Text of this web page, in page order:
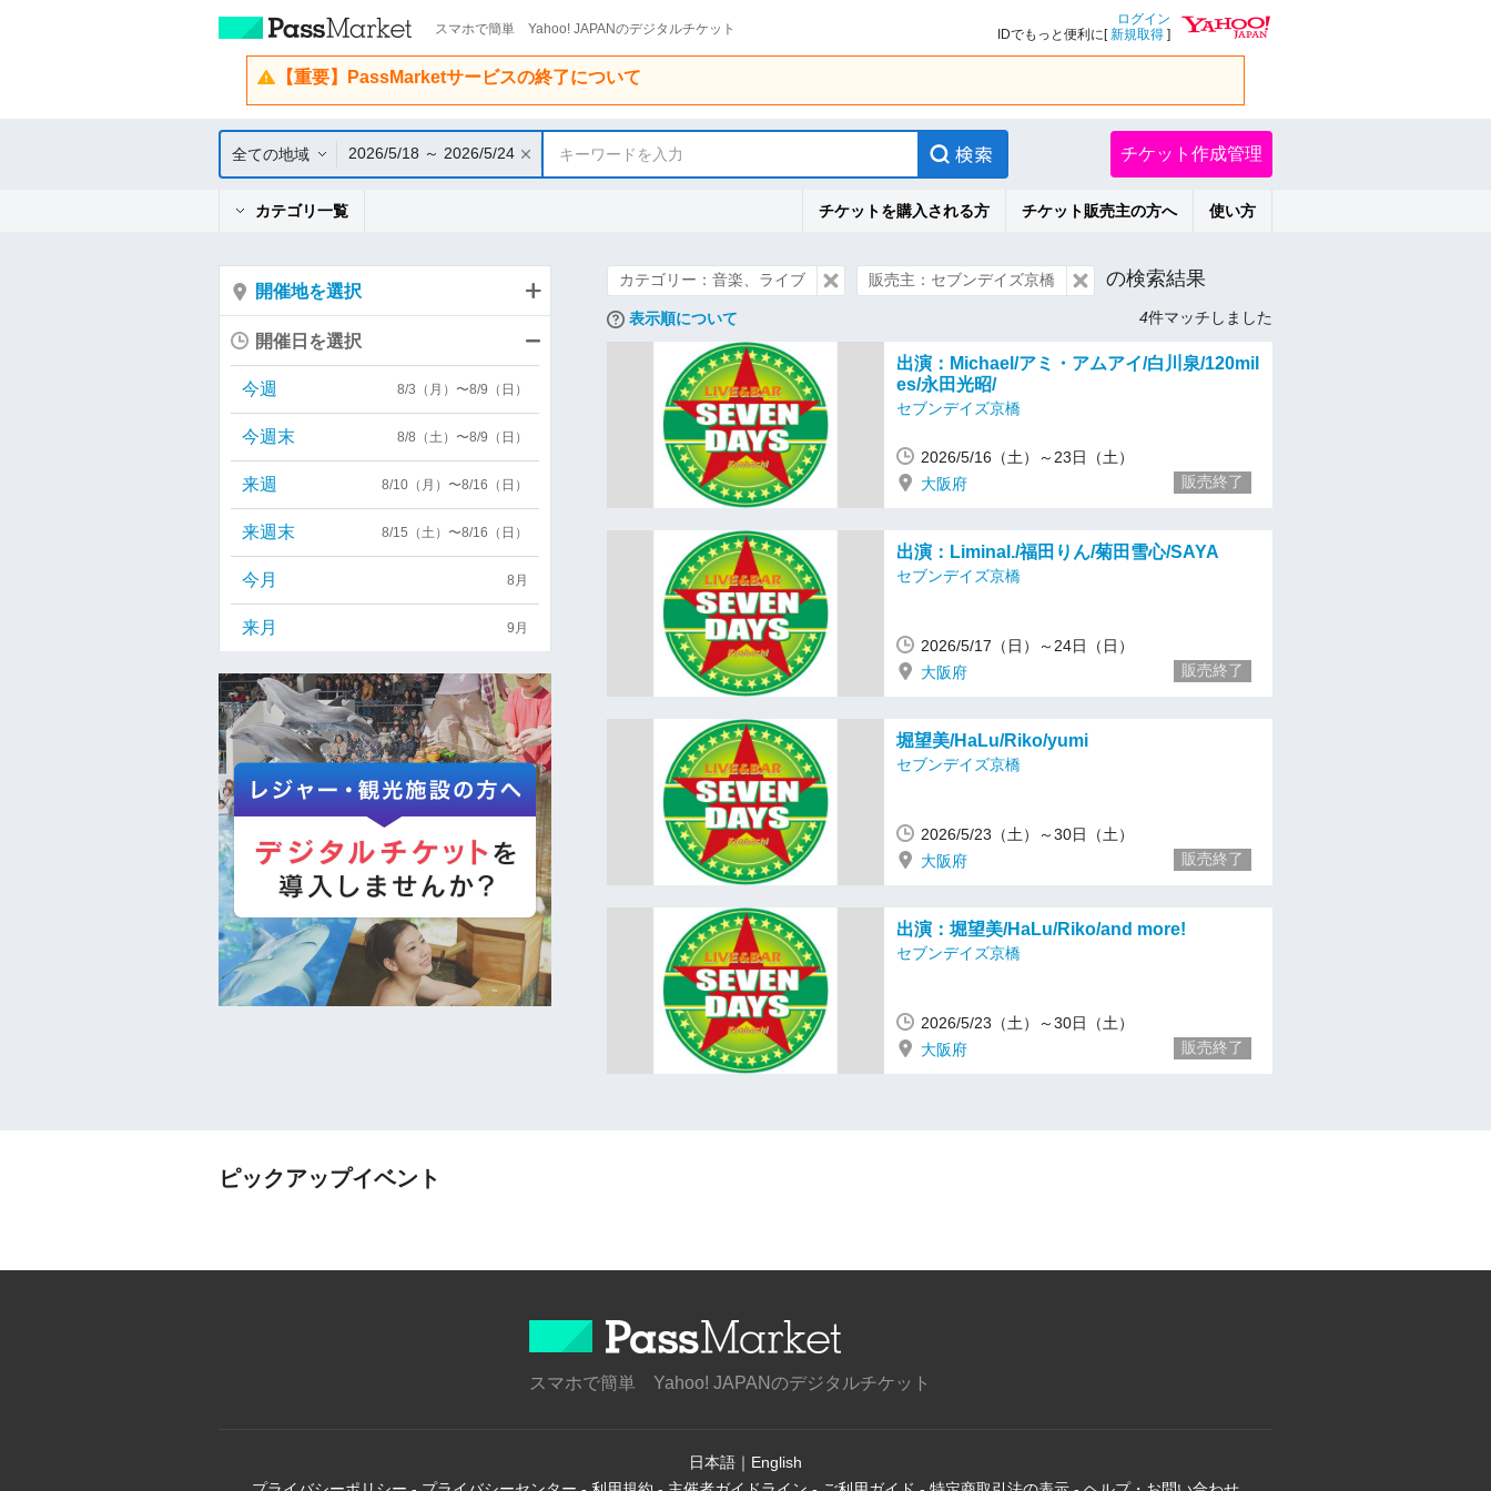
スマホで簡単 Yahoo! JAPANのデジタルチケット
ログイン
IDでもっと便利に[新規取得 ]
【重要】PassMarketサービスの終了について
全ての地域 2026/5/18 ～ 2026/5/24 キーワードを入力 チケット作成管理
カテゴリ一覧 チケットを購入される方 チケット販売主の方へ 使い方
カテゴリー：音楽、ライブ 販売主：セブンデイズ京橋 の検索結果
表示順について 4件マッチしました
出演：Michael/アミ・アムアイ/白川泉/120mil
es/永田光昭/
セブンデイズ京橋
2026/5/16（土）～23日（土）
大阪府
販売終了
出演：Liminal./福田りん/菊田雪心/SAYA
セブンデイズ京橋
2026/5/17（日）～24日（日）
大阪府
販売終了
堀望美/HaLu/Riko/yumi
セブンデイズ京橋
2026/5/23（土）～30日（土）
大阪府
販売終了
出演：堀望美/HaLu/Riko/and more!
セブンデイズ京橋
2026/5/23（土）～30日（土）
大阪府
販売終了
開催地を選択
開催日を選択
今週 8/3（月）〜8/9（日）
今週末 8/8（土）〜8/9（日）
来週 8/10（月）〜8/16（日）
来週末 8/15（土）〜8/16（日）
今月 8月
来月 9月
ピックアップイベント
スマホで簡単 Yahoo! JAPANのデジタルチケット
日本語 ｜ English